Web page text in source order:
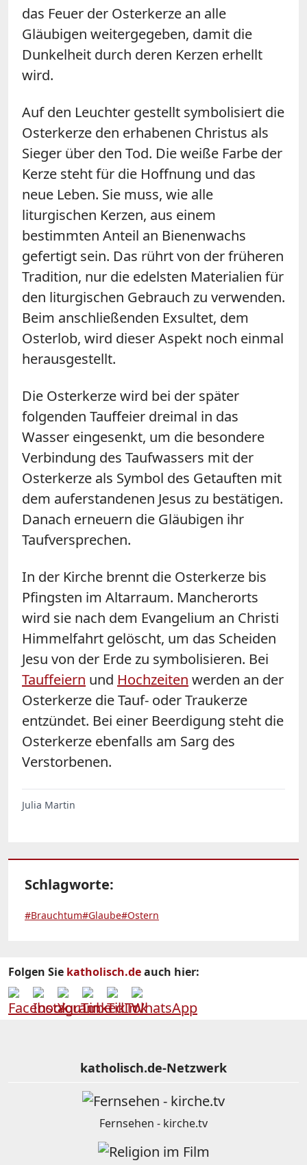
das Feuer der Osterkerze an alle
Gläubigen weitergegeben, damit die
Dunkelheit durch deren Kerzen erhellt
wird.
Auf den Leuchter gestellt symbolisiert die
Osterkerze den erhabenen Christus als
Sieger über den Tod. Die weiße Farbe der
Kerze steht für die Hoffnung und das
neue Leben. Sie muss, wie alle
liturgischen Kerzen, aus einem
bestimmten Anteil an Bienenwachs
gefertigt sein. Das rührt von der früheren
Tradition, nur die edelsten Materialien für
den liturgischen Gebrauch zu verwenden.
Beim anschließenden Exsultet, dem
Osterlob, wird dieser Aspekt noch einmal
herausgestellt.
Die Osterkerze wird bei der später
folgenden Tauffeier dreimal in das
Wasser eingesenkt, um die besondere
Verbindung des Taufwassers mit der
Osterkerze als Symbol des Getauften mit
dem auferstandenen Jesus zu bestätigen.
Danach erneuern die Gläubigen ihr
Taufversprechen.
In der Kirche brennt die Osterkerze bis
Pfingsten im Altarraum. Mancherorts
wird sie nach dem Evangelium an Christi
Himmelfahrt gelöscht, um das Scheiden
Jesu von der Erde zu symbolisieren. Bei
Tauffeiern und Hochzeiten werden an der
Osterkerze die Tauf- oder Traukerze
entzündet. Bei einer Beerdigung steht die
Osterkerze ebenfalls am Sarg des
Verstorbenen.
Julia Martin
Schlagworte:
#Brauchtum#Glaube#Ostern
Folgen Sie katholisch.deauch hier:
katholisch.de-Netzwerk
Fernsehen - kirche.tv